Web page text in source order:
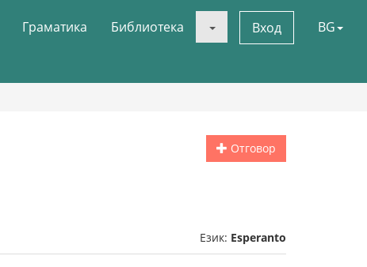
Граматика Библиотека Вход BG
Отговор
Език: Esperanto